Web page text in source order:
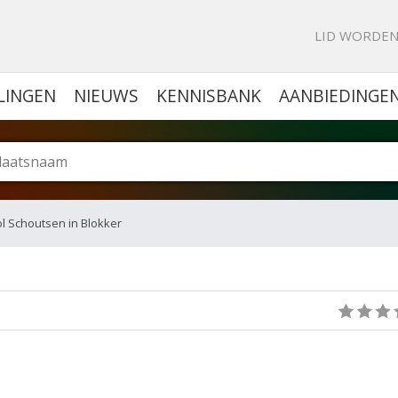
LID WORDEN
NIEUWS KENNISBANK
Schoutsen in Blokker